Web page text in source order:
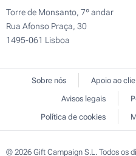
Torre de Monsanto, 7º andar
Rua Afonso Praça, 30
1495-061 Lisboa
Sobre nós Apoio ao
Avisos legais
Política de cookies
© 2026 Gift Campaign S.L. Todos os